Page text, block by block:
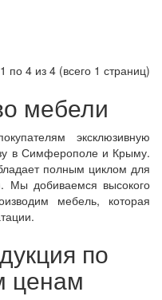
по 4 из 4 (всего 1 страниц)
мебели
эксклюзивную
в Симферополе и Крыму.
полным циклом для
Мы добиваемся высокого
мебель, которая
по
ценам